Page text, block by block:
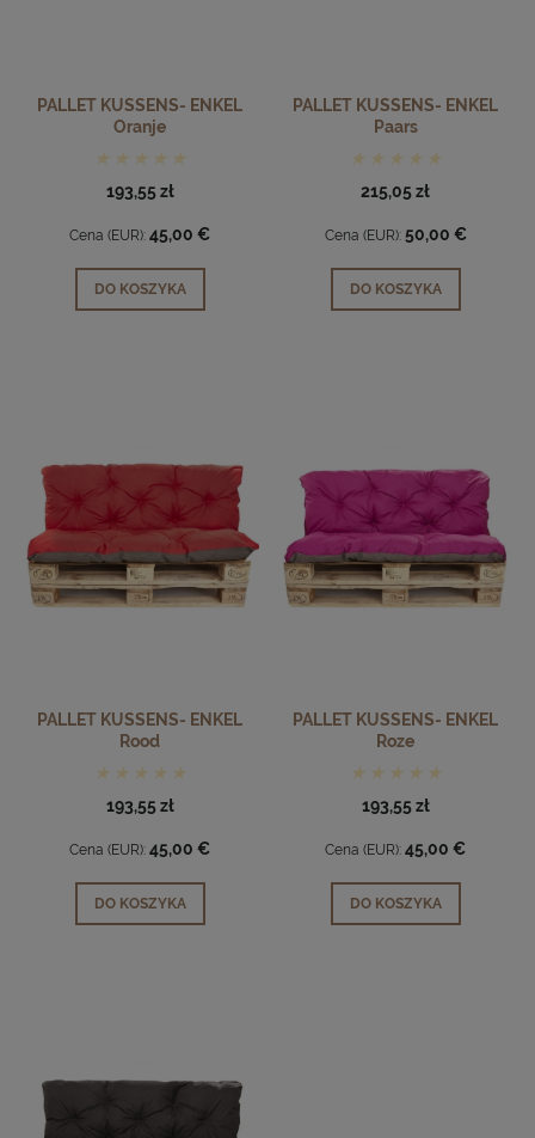
PALLET KUSSENS- ENKEL
Oranje
193,55 zł
Cena (EUR): 45,00 €
DO KOSZYKA
PALLET KUSSENS- ENKEL
Paars
215,05 zł
Cena (EUR): 50,00 €
DO KOSZYKA
PALLET KUSSENS- ENKEL
Rood
193,55 zł
Cena (EUR): 45,00 €
DO KOSZYKA
PALLET KUSSENS- ENKEL
Roze
193,55 zł
Cena (EUR): 45,00 €
DO KOSZYKA